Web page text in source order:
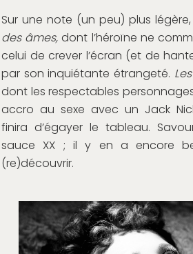
Sur une note (un peu) plus
des âmes,dont l’héroïne ne
celui de crever l’écran (et de
par son inquiétante étrangeté.
dont les respectables
accro au sexe avec un Jack
finira d’égayer le tableau.
sauce XX ; il y en a encore
(re)découvrir.